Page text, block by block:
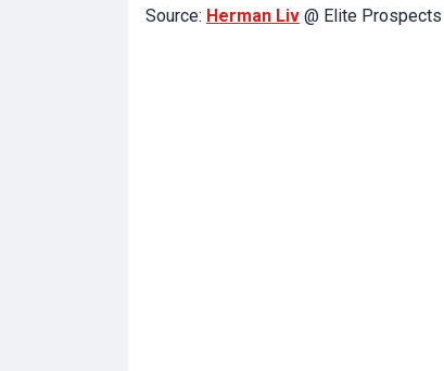
Source: Herman Liv @ Elite Prospects